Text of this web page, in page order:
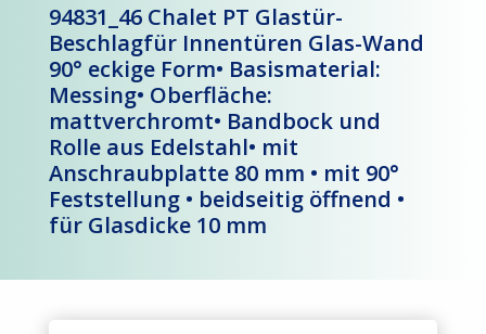
94831_46 Chalet PT Glastür-
Beschlagfür Innentüren Glas-Wand
90° eckige Form• Basismaterial:
Messing• Oberfläche:
mattverchromt• Bandbock und
Rolle aus Edelstahl• mit
Anschraubplatte 80 mm • mit 90°
Feststellung • beidseitig öffnend •
für Glasdicke 10 mm